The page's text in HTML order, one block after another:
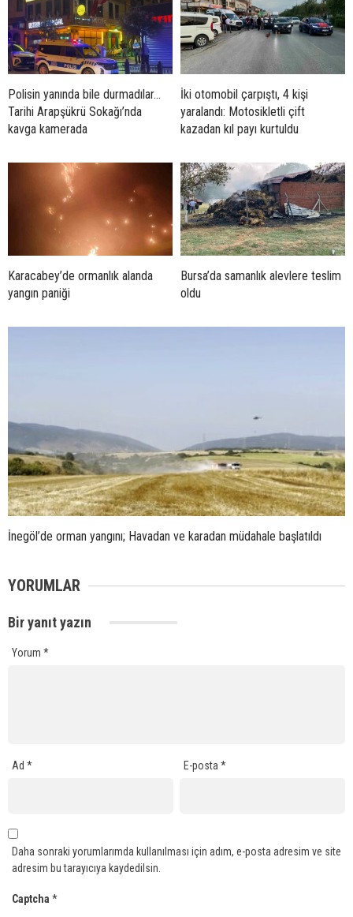
Polisin yanında bile durmadılar…
Tarihi Arapşükrü Sokağı’nda
kavga kamerada
İki otomobil çarpıştı, 4 kişi
yaralandı: Motosikletli çift
kazadan kıl payı kurtuldu
Karacabey’de ormanlık alanda
yangın paniği
Bursa’da samanlık alevlere teslim
oldu
İnegöl’de orman yangını; Havadan ve karadan müdahale başlatıldı
YORUMLAR
Bir yanıt yazın
Yorum *
Ad * E-posta*
Daha sonraki yorumlarımda kullanılması için adım, e-posta adresim ve site
adresim bu tarayıcıya kaydedilsin.
Captcha *